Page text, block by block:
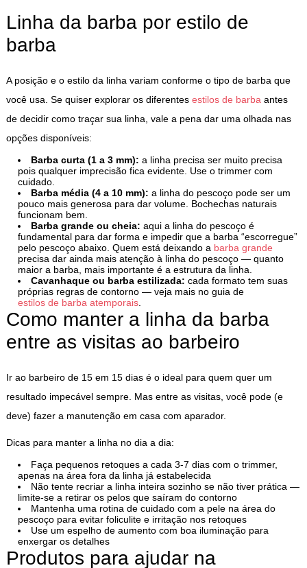
Linha da barba por estilo de
barba
A posição e o estilo da linha variam conforme o tipo de barba que
você usa. Se quiser explorar os diferentes estilos de barba antes
de decidir como traçar sua linha, vale a pena dar uma olhada nas
opções disponíveis:
Barba curta (1 a 3 mm): a linha precisa ser muito precisa
pois qualquer imprecisão fica evidente. Use o trimmer com
cuidado.
Barba média (4 a 10 mm): a linha do pescoço pode ser um
pouco mais generosa para dar volume. Bochechas naturais
funcionam bem.
Barba grande ou cheia: aqui a linha do pescoço é
fundamental para dar forma e impedir que a barba “escorregue”
pelo pescoço abaixo. Quem está deixando a barba grande
precisa dar ainda mais atenção à linha do pescoço — quanto
maior a barba, mais importante é a estrutura da linha.
Cavanhaque ou barba estilizada: cada formato tem suas
próprias regras de contorno — veja mais no guia de
estilos de barba atemporais
Como manter a linha da barba
entre as visitas ao barbeiro
Ir ao barbeiro de 15 em 15 dias é o ideal para quem quer um
resultado impecável sempre. Mas entre as visitas, você pode (e
deve) fazer a manutenção em casa com aparador.
Dicas para manter a linha no dia a dia:
Faça pequenos retoques a cada 3-7 dias com o trimmer,
apenas na área fora da linha já estabelecida
Não tente recriar a linha inteira sozinho se não tiver prática —
limite-se a retirar os pelos que saíram do contorno
Mantenha uma rotina de cuidado com a pele na área do
pescoço para evitar foliculite e irritação nos retoques
Use um espelho de aumento com boa iluminação para
enxergar os detalhes
Produtos para ajudar na